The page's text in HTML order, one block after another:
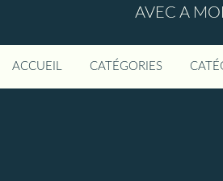
AVEC A
ACCUEIL CATÉGORIES